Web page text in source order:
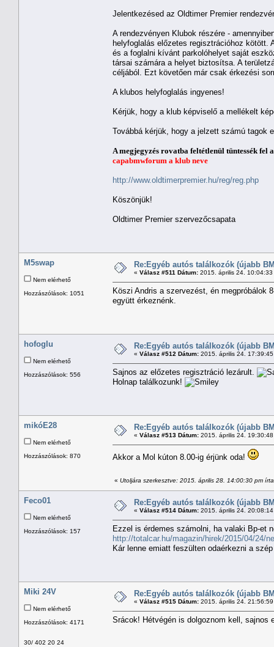
Jelentkezésed az Oldtimer Premier
A rendezvényen Klubok részére -
helyfoglalás előzetes regisztrációhoz kötött.
és a foglalni kívánt parkolóhelyet saját
társai számára a helyet biztosítsa. A
céljából. Ezt követően már csak érkezési
A klubos helyfoglalás ingyenes!
Kérjük, hogy a klub képviselő a mellékelt
Továbbá kérjük, hogy a jelzett számú tagok
A megjegyzés rovatba feltétlenül tüntessék
capabmwforum a klub neve
http://www.oldtimerpremier.hu/reg/reg.php
Köszönjük!
Oldtimer Premier szervezőcsapata
M5swap
Nem elérhető
Hozzászólások: 1051
Re:Egyéb autós találkozók (újabb
« Válasz #511 Dátum: 2015. április 24. 10:04:33
Köszi Andris a szervezést, én megpróbálok
együtt érkeznénk.
hofoglu
Nem elérhető
Hozzászólások: 556
Re:Egyéb autós találkozók (újabb
« Válasz #512 Dátum: 2015. április 24.
Sajnos az előzetes regisztráció lezárult.
Holnap találkozunk!
mikóE28
Nem elérhető
Hozzászólások: 870
Re:Egyéb autós találkozók (újabb
« Válasz #513 Dátum: 2015. április 24.
Akkor a Mol kúton 8.00-ig érjünk oda!
« Utoljára szerkesztve: 2015. április 28. 14:00:30 pm
Feco01
Nem elérhető
Hozzászólások: 157
Re:Egyéb autós találkozók (újabb
« Válasz #514 Dátum: 2015. április 24.
Ezzel is érdemes számolni, ha valaki Bp-et
http://totalcar.hu/magazin/hirek/2015/04/24/
Kár lenne emiatt feszülten odaérkezni a
Miki 24V
Nem elérhető
Hozzászólások: 4171
30/ 402 20 24
Re:Egyéb autós találkozók (újabb
« Válasz #515 Dátum: 2015. április 24.
Srácok! Hétvégén is dolgoznom kell, sajnos